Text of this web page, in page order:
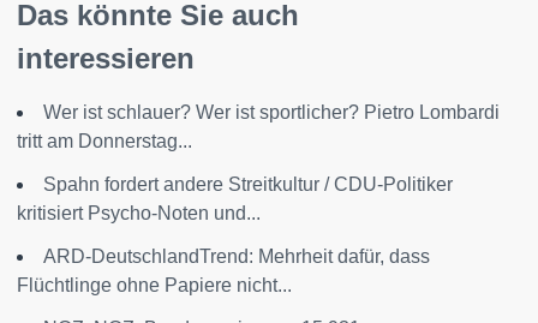
Das könnte Sie auch
interessieren
Wer ist schlauer? Wer ist sportlicher? Pietro Lombardi
tritt am Donnerstag...
Spahn fordert andere Streitkultur / CDU-Politiker
kritisiert Psycho-Noten und...
ARD-DeutschlandTrend: Mehrheit dafür, dass
Flüchtlinge ohne Papiere nicht...